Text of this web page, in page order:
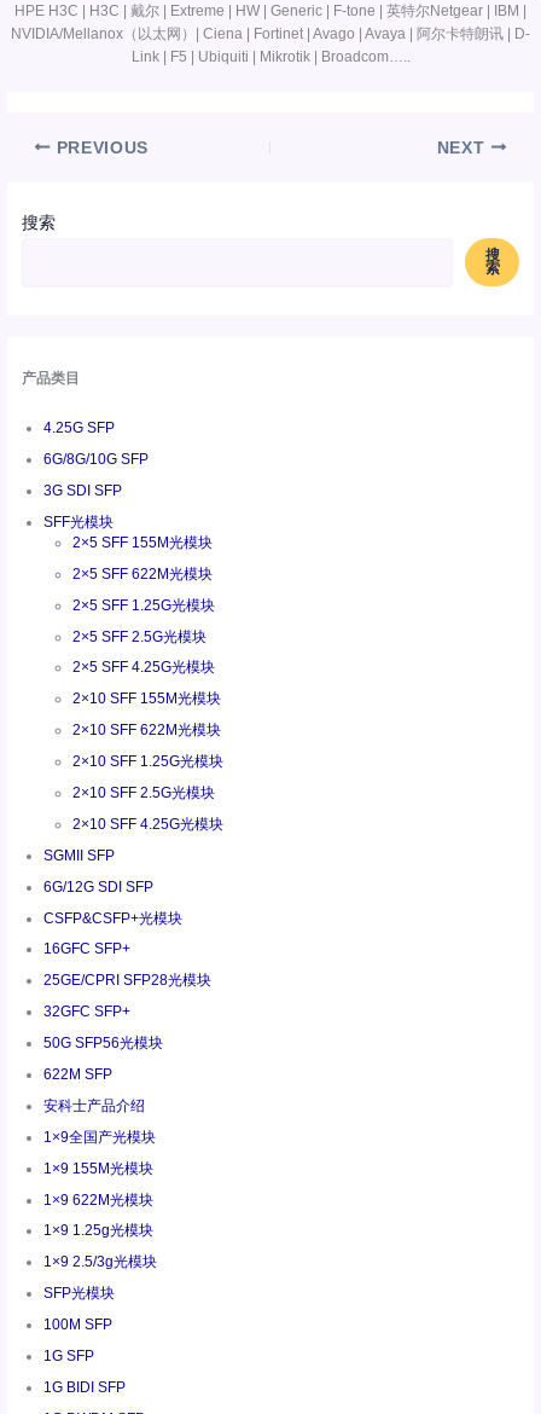
搜索
搜
索
产品类目
4.25G SFP
6G/8G/10G SFP
3G SDI SFP
SFF光模块
2×5 SFF 155M光模块
2×5 SFF 622M光模块
2×5 SFF 1.25G光模块
2×5 SFF 2.5G光模块
2×5 SFF 4.25G光模块
2×10 SFF 155M光模块
2×10 SFF 622M光模块
2×10 SFF 1.25G光模块
2×10 SFF 2.5G光模块
2×10 SFF 4.25G光模块
SGMII SFP
6G/12G SDI SFP
CSFP&CSFP+光模块
16GFC SFP+
25GE/CPRI SFP28光模块
32GFC SFP+
50G SFP56光模块
622M SFP
安科士产品介绍
1×9全国产光模块
1×9 155M光模块
1×9 622M光模块
1×9 1.25g光模块
1×9 2.5/3g光模块
SFP光模块
100M SFP
1G SFP
1G BIDI SFP
HPE H3C | H3C | 戴尔 | Extreme | HW | Generic | F-tone | 英特尔Netgear | IBM |
NVIDIA/Mellanox（以太网）| Ciena | Fortinet | Avago | Avaya | 阿尔卡特朗讯 | D-
Link | F5 | Ubiquiti | Mikrotik | Broadcom…..
PREVIOUS NEXT